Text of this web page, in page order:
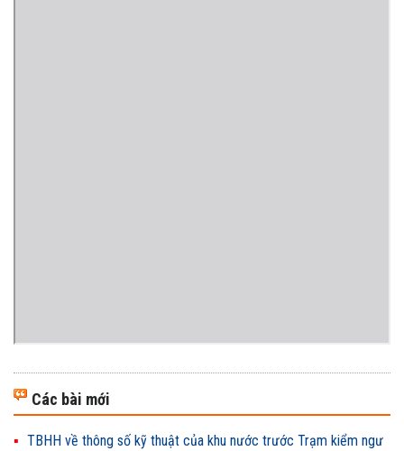
Các bài mới
TBHH về thông số kỹ thuật của khu nước trước Trạm kiểm ngư